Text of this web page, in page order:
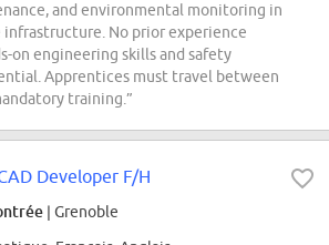
and environmental monitoring in
No prior experience
on engineering skills and safety
Apprentices must travel between
training.”
Developer F/H
| Grenoble